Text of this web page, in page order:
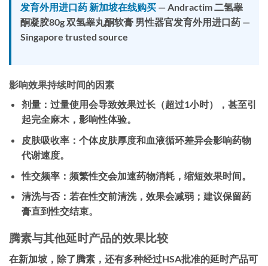
发育外用进口药 新加坡在线购买 — Andractim 二氢睾
酮凝胶80g 双氢睾丸酮软膏 男性器官发育外用进口药 —
Singapore trusted source
影响效果持续时间的因素
剂量： 过量使用会导致效果过长（超过1小时），甚至引
起完全麻木，影响性体验。
皮肤吸收率： 个体皮肤厚度和血液循环差异会影响药物
代谢速度。
性交频率： 频繁性交会加速药物消耗，缩短效果时间。
清洗与否： 若在性交前清洗，效果会减弱；建议保留药
膏直到性交结束。
腾素与其他延时产品的效果比较
在新加坡，除了腾素，还有多种经过HSA批准的延时产品可